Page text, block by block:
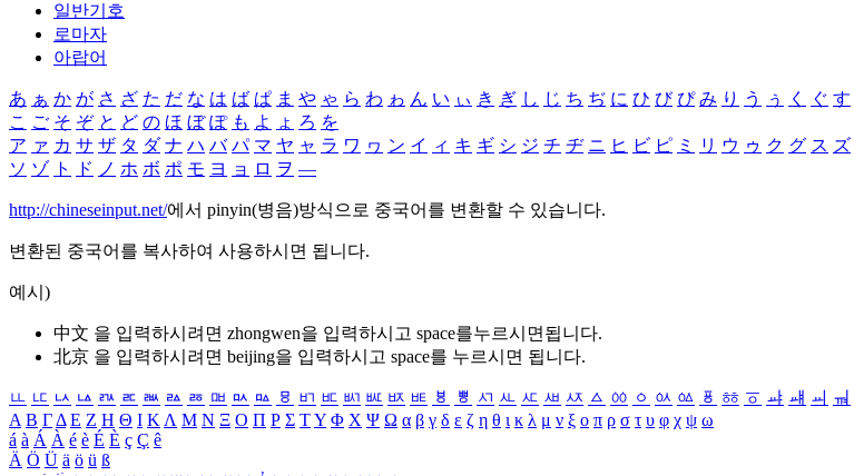
일반기호
로마자
아랍어
あ ぁ か が さ ざ た だ な は ば ぱ ま や ゃ ら わ ゎ ん い ぃ き ぎ し じ ち ぢ に ひ び ぴ み り う ぅ く ぐ す
こ ご そ ぞ と ど の ほ ぼ ぽ も よ ょ ろ を
ア ァ カ サ ザ タ ダ ナ ハ バ パ マ ヤ ャ ラ ワ ヮ ン イ ィ キ ギ シ ジ チ ヂ ニ ヒ ビ ピ ミ リ ウ ゥ ク グ ス ズ
ソ ゾ ト ド ノ ホ ボ ポ モ ヨ ョ ロ ヲ ―
http://chineseinput.net/에서 pinyin(병음)방식으로 중국어를 변환할 수 있습니다.
변환된 중국어를 복사하여 사용하시면 됩니다.
예시)
中文 을 입력하시려면 zhongwen을 입력하시고 space를누르시면됩니다.
北京 을 입력하시려면 beijing을 입력하시고 space를 누르시면 됩니다.
ㅥ ㅦ ㅧ ㅨ ㅩ ㅪ ㅫ ㅬ ㅭ ㅮ ㅯ ㅰ ㅱ ㅲ ㅳ ㅴ ㅵ ㅶ ㅷ ㅸ ㅹ ㅺ ㅻ ㅼ ㅽ ㅾ ㅿ ㆀ ㆁ ㆂ ㆃ ㆄ ㆅ ㆆ ㆇ ㆈ ㆉ ㆊ
Α Β ΓΔ Ε Ζ Η Θ Ι ΚΛ Μ Ν Ξ Ο Π Ρ Σ ΤΥ Φ Χ Ψ Ω α β γ δ ε ζ η θ ι κ λ μ ν ξ ο π ρ σ τ υ φ χ ψ ω
á à Á À é è É È ç Ç ê
Ä Ö Ü ä ö ü ß